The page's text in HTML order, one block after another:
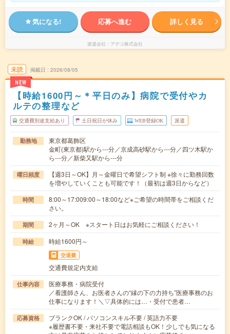
気になる! 応募へ進む 詳しく見る
派遣会社 アデコ株式会社
未読
NEW
掲載日 2026/08/05
【時給1600円～＊平日のみ】病院で受付やカ
ルテの整理など
交通費別途支給あり 土日祝日が休み WEB登録OK 派遣
勤務地
東京都葛飾区
金町(東京都)駅から---分／京成高砂駅から---分／四ツ木駅か
ら---分／新柴又駅から---分
曜日頻度
【週3日～OK】月～金曜日で希望シフト制 ※徐々に勤務回数
を増やしていくことも可能です！（最初は週3日からなど）
時間
8:00～17:009:00～18:00など※ご希望の時間帯をご相談くだ
さい。
期間 2ヶ月～OK ※スタート日はお気軽にご相談ください！
時給 時給1600円～
交通費
交通費規定内支給
仕事内容
医療事務・病院受付
／看護師さん、お医者さんの“縁の下の力持ち”医療事務のお
仕事になります！＼▽具体的には…・受付で患者…
応募資格
ブランクOK / パソコンスキル不要 / 英語力不要
※履歴書不要・来社不要で電話相談もOK！少しでも気になる